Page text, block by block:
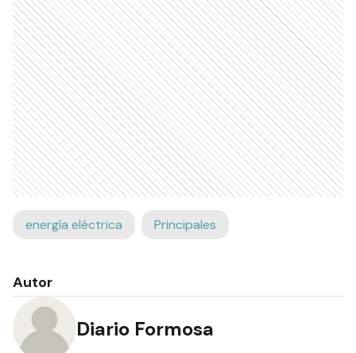
energía eléctrica Principales
Autor
Diario Formosa